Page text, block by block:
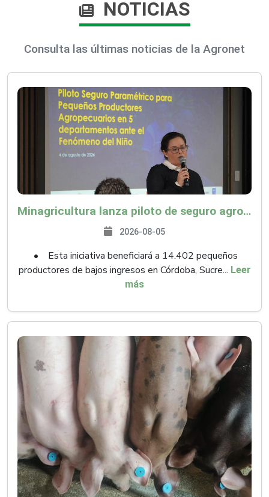
NOTICIAS
Consulta las últimas noticias de la Agronet
Minagricultura lanza piloto de seguro agropecuario por $9.625 millones para proteger a más de 14.000 pequeños productores contra riesgos del Fenómeno de El Niño
2026-08-05
• Esta iniciativa beneficiará a 14.402 pequeños
productores de bajos ingresos en Córdoba, Sucre... Leer
más